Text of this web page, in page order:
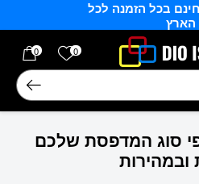
בכל הזמנה לכל
הארץ
0 הרשימה
0
סוג המדפסת שלכם
ובמהירות